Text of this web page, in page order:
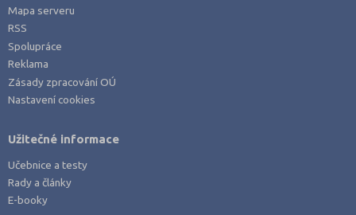
Mapa serveru
RSS
Spolupráce
Reklama
Zásady zpracování OÚ
Nastavení cookies
Užitečné informace
Učebnice a testy
Rady a články
E-booky